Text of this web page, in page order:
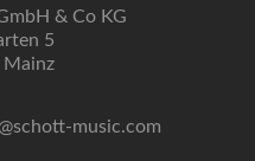
& Co KG
5
Mainz
music.com